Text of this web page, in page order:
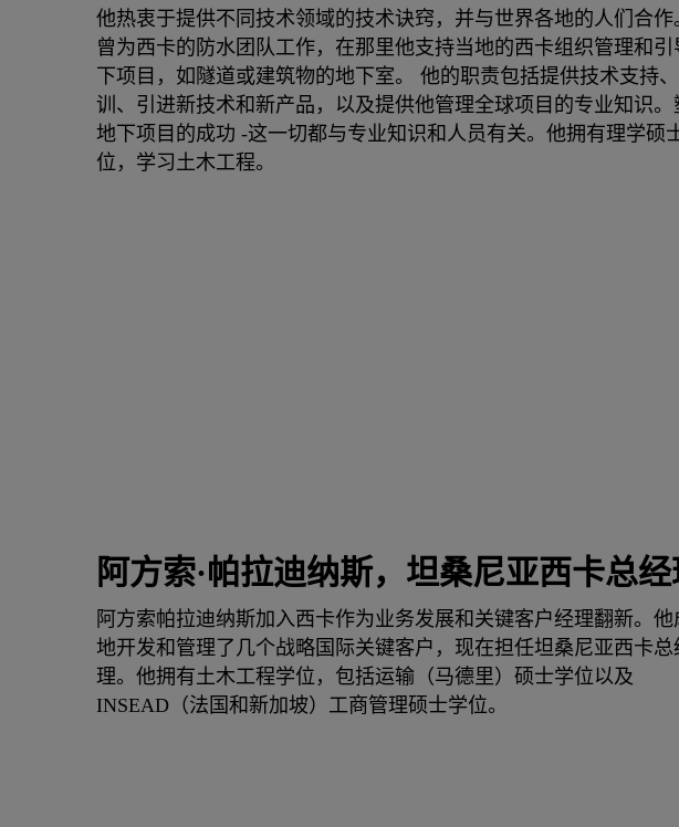
他热衷于提供不同技术领域的技术诀窍，并与世界各地的人们合作
曾为西卡的防水团队工作，在那里他支持当地的西卡组织管理和引
下项目，如隧道或建筑物的地下室。 他的职责包括提供技术支持
训、引进新技术和新产品，以及提供他管理全球项目的专业知识。
地下项目的成功 -这一切都与专业知识和人员有关。他拥有理学硕
位，学习土木工程。
阿方索·帕拉迪纳斯，坦桑尼亚西卡总
阿方索帕拉迪纳斯加入西卡作为业务发展和关键客户经理翻新。他
地开发和管理了几个战略国际关键客户，现在担任坦桑尼亚西卡总
理。他拥有土木工程学位，包括运输（马德里）硕士学位以及
INSEAD（法国和新加坡）工商管理硕士学位。